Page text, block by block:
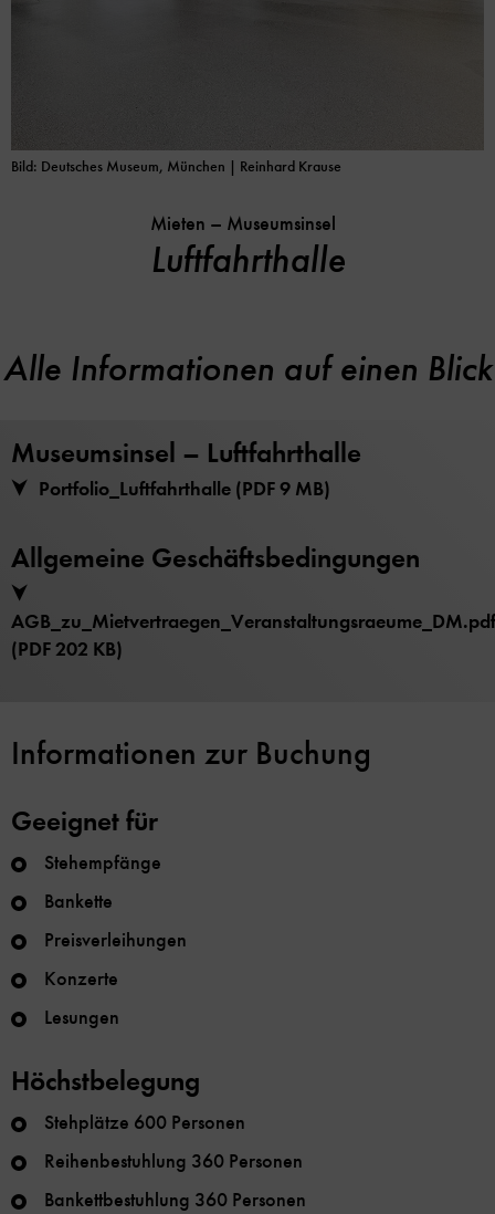
Bild: Deutsches Museum, München | Reinhard Krause
Mieten – Museumsinsel
Luftfahrthalle
Alle Informationen auf einen Blick
Museumsinsel – Luftfahrthalle
Portfolio_Luftfahrthalle (PDF 9 MB)
Allgemeine Geschäftsbedingungen
AGB_zu_Mietvertraegen_Veranstaltungsraeume_DM.pdf
(PDF 202 KB)
Informationen zur Buchung
Geeignet für
Stehempfänge
Bankette
Preisverleihungen
Konzerte
Lesungen
Höchstbelegung
Stehplätze 600 Personen
Reihenbestuhlung 360 Personen
Bankettbestuhlung 360 Personen